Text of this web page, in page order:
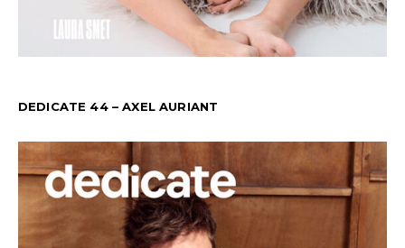
DEDICATE 44 – AXEL AURIANT